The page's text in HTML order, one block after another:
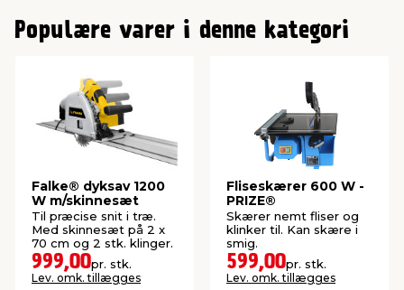
1
Populære varer i denne kategori
Falke® dyksav 1200
W m/skinnesæt
Til præcise snit i træ.
Med skinnesæt på 2 x
70 cm og 2 stk. klinger.
999,00pr. stk.
Lev. omk. tillægges
Fliseskærer 600 W -
PRIZE®
Skærer nemt fliser og
klinker til. Kan skære i
smig.
599,00pr. stk.
Lev. omk. tillægges